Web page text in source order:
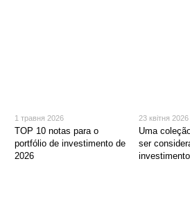
1 травня 2026
TOP 10 notas para o
portfólio de investimento de
2026
23 квітня 2026
Uma
ser